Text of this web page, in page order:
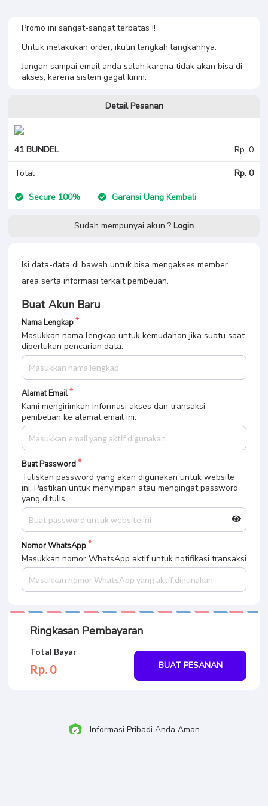
Promo ini sangat-sangat terbatas !!
Untuk melakukan order, ikutin langkah langkahnya.
Jangan sampai email anda salah karena tidak akan bisa di
akses, karena sistem gagal kirim.
Detail Pesanan
41 BUNDEL Rp. 0
Total Rp. 0
Secure 100% Garansi Uang Kembali
Sudah mempunyai akun ? Login
Isi data-data di bawah untuk bisa mengakses member
area serta informasi terkait pembelian.
Buat Akun Baru
Nama Lengkap
Masukkan nama lengkap untuk kemudahan jika suatu saat
diperlukan pencarian data.
Alamat Email
Kami mengirimkan informasi akses dan transaksi
pembelian ke alamat email ini.
Buat Password
Tuliskan password yang akan digunakan untuk website
ini. Pastikan untuk menyimpan atau mengingat password
yang ditulis.
Nomor WhatsApp
Masukkan nomor WhatsApp aktif untuk notifikasi transaksi
Ringkasan Pembayaran
Total Bayar
Rp. 0 BUAT PESANAN
Informasi Pribadi Anda Aman